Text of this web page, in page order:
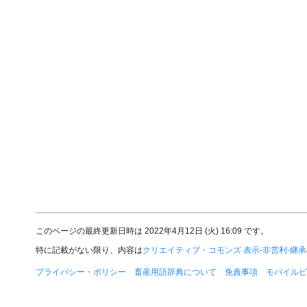
このページの最終更新日時は 2022年4月12日 (火) 16:09 です。
特に記載がない限り、内容はクリエイティブ・コモンズ 表示-非営利-継承
プライバシー・ポリシー 畜産用語辞典について 免責事項 モバイル